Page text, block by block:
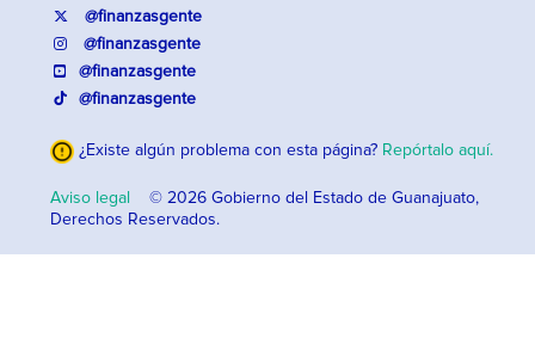
@finanzasgente
@finanzasgente
@finanzasgente
@finanzasgente
¿Existe algún problema con esta página? Repórtalo aquí.
Aviso legal
© 2026 Gobierno del Estado de Guanajuato,
Derechos Reservados.